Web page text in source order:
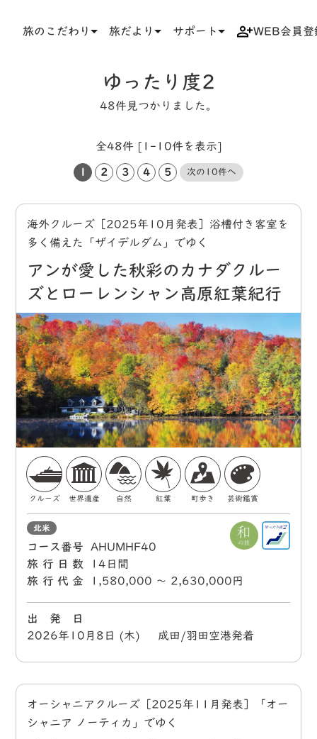
旅のこだわり 旅だより サポート WEB会員登
ゆったり度2
48件見つかりました。
全48件 [1-10件を表示]
2 3 4 5 次の10件へ
海外クルーズ［2025年10月発表］浴槽付き客室を
多く備えた「ザイデルダム」でゆく
アンが愛した秋彩のカナダクルー
ズとローレンシャン高原紅葉紀行
クルーズ 世界遺産 自然 紅葉 町歩き 芸術鑑賞
北米
コース番号
AHUMHF40
旅行日数
14日間
旅行代金
1,580,000 〜 2,630,000円
出 発 日
2026年10月8日 (木) 成田/羽田空港発着
オーシャニアクルーズ［2025年11月発表］「オー
シャニア ノーティカ」でゆく